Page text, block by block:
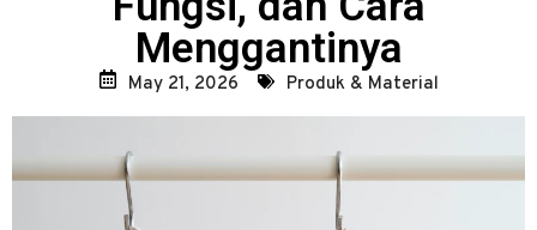
Menggantinya
May 21, 2026 Produk & Material